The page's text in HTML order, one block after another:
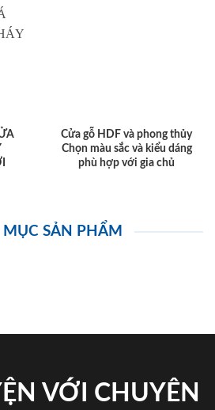
Cửa gỗ HDF và phong thủy
Chọn màu sắc và kiểu dáng
phù hợp với gia chủ
MỤC SẢN PHẨM
VỚI CHUYÊN